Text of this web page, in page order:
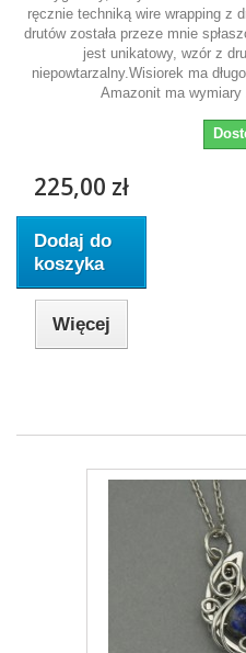
ręcznie techniką wire wrapping z
drutów została przeze mnie
jest unikatowy, wzór z
niepowtarzalny.Wisiorek ma
Amazonit ma
225,00 zł
Dodaj do
koszyka
Więcej